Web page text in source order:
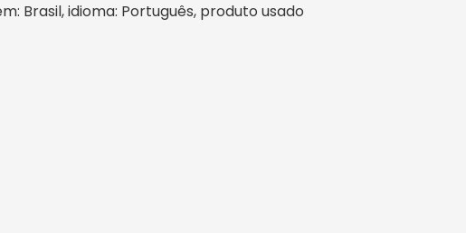
Brasil, idioma: Português, produto usado